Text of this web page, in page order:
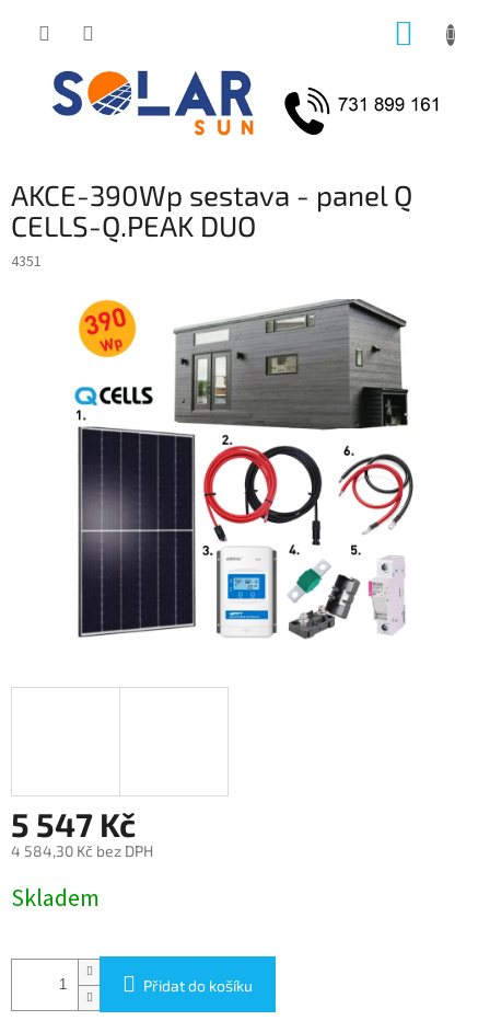
AKCE-390Wp sestava - panel Q
CELLS-Q.PEAK DUO
4351
5 547 Kč
4 584,30 Kč bez DPH
cena:
Skladem
Přidat do košíku